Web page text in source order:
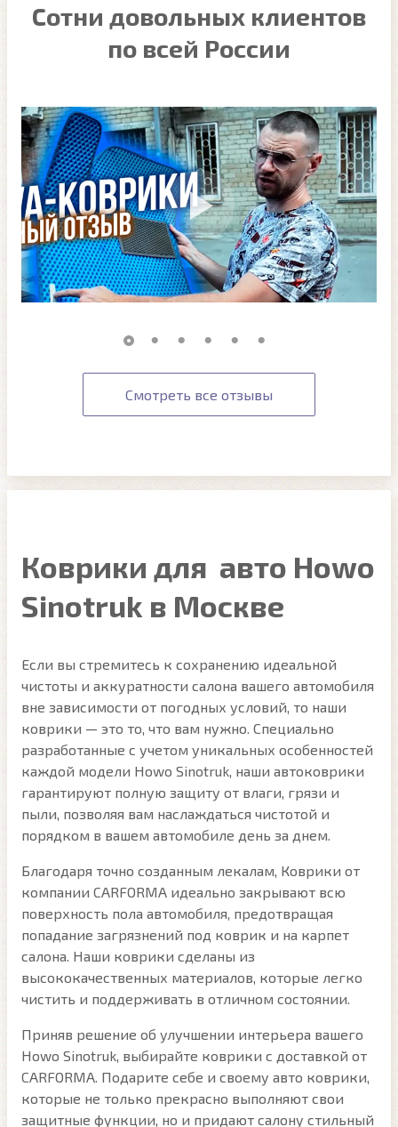
Сотни довольных клиентов
по всей России
Смотреть все отзывы
Коврики для авто Howo
Sinotruk в Москве
Если вы стремитесь к сохранению идеальной
чистоты и аккуратности салона вашего автомобиля
вне зависимости от погодных условий, то наши
коврики — это то, что вам нужно. Специально
разработанные с учетом уникальных особенностей
каждой модели Howo Sinotruk, наши автоковрики
гарантируют полную защиту от влаги, грязи и
пыли, позволяя вам наслаждаться чистотой и
порядком в вашем автомобиле день за днем.
Благодаря точно созданным лекалам, Коврики от
компании CARFORMA идеально закрывают всю
поверхность пола автомобиля, предотвращая
попадание загрязнений под коврик и на карпет
салона. Наши коврики сделаны из
высококачественных материалов, которые легко
чистить и поддерживать в отличном состоянии.
Приняв решение об улучшении интерьера вашего
Howo Sinotruk, выбирайте коврики с доставкой от
CARFORMA. Подарите себе и своему авто коврики,
которые не только прекрасно выполняют свои
защитные функции, но и придают салону стильный